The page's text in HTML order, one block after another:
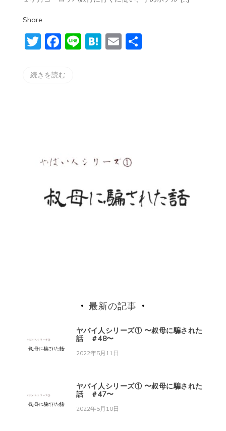
ッ
準
備
Share
Twitter
Facebook
LineHatena
Email
共
続きを読む
最新の記事
ヤバイ人シリーズ① 〜叔母に騙された
話 ＃48〜
2022年5月11日
ヤバイ人シリーズ① 〜叔母に騙された
話 ＃47〜
2022年5月10日